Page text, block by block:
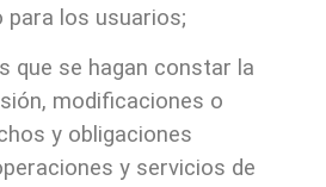
los usuarios;
que se hagan constar la
modificaciones o
y obligaciones
y servicios de